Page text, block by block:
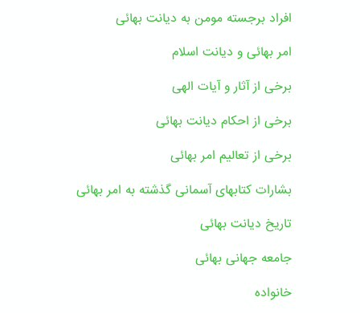
افراد برجسته مومن به دیانت بهائی
امر بهائی و دیانت اسلام
برخی از آثار و آیات الهی
برخی از احکام دیانت بهائی
برخی از تعالیم امر بهائی
بشارات کتابهای آسمانی گذشته به امر بهائی
تاریخ دیانت بهائی
جامعه جهانی بهائی
خانواده